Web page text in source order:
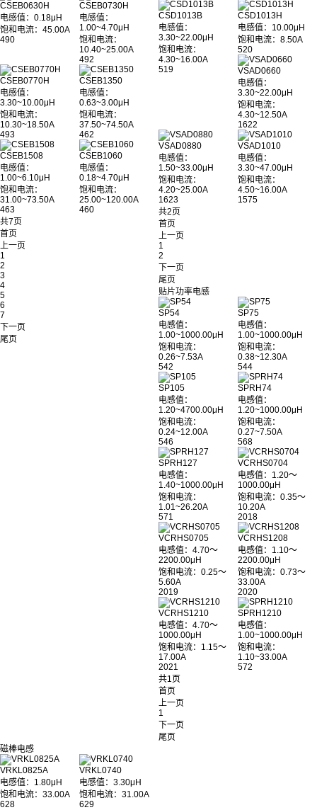
CSEB0630H
电感值：0.18μH
饱和电流：45.00A
490
CSEB0730H
电感值：
1.00~4.70μH
饱和电流：
10.40~25.00A
492
CSEB0770H
电感值：
3.30~10.00μH
饱和电流：
10.30~18.50A
493
CSEB1350
电感值：
0.63~3.00μH
饱和电流：
37.50~74.50A
462
CSEB1508
电感值：
1.00~6.10μH
饱和电流：
31.00~73.50A
463
CSEB1060
电感值：
0.18~4.70μH
饱和电流：
25.00~120.00A
460
共7页
首页
上一页
1
2
3
4
5
6
7
下一页
尾页
CSD1013B
电感值：
3.30~22.00μH
饱和电流：
4.30~16.00A
519
CSD1013H
电感值：10.00μH
饱和电流：8.50A
520
VSAD0660
电感值：
3.30~22.00μH
饱和电流：
4.30~12.50A
1622
VSAD0880
电感值：
1.50~33.00μH
饱和电流：
4.20~25.00A
1623
VSAD1010
电感值：
3.30~47.00μH
饱和电流：
4.50~16.00A
1575
共2页
首页
上一页
1
2
下一页
尾页
贴片功率电感
SP54
电感值：
1.00~1000.00μH
饱和电流：
0.26~7.53A
542
SP75
电感值：
1.00~1000.00μH
饱和电流：
0.38~12.30A
544
SP105
电感值：
1.20~4700.00μH
饱和电流：
0.24~12.00A
546
SPRH74
电感值：
1.20~1000.00μH
饱和电流：
0.27~7.50A
568
SPRH127
电感值：
1.40~1000.00μH
饱和电流：
1.01~26.20A
571
VCRHS0704
电感值：1.20～
1000.00μH
饱和电流：0.35～
10.20A
2018
VCRHS0705
电感值：4.70～
2200.00μH
饱和电流：0.25～
5.60A
2019
VCRHS1208
电感值：1.10～
2200.00μH
饱和电流：0.73～
33.00A
2020
VCRHS1210
电感值：4.70～
1000.00μH
饱和电流：1.15～
17.00A
2021
SPRH1210
电感值：
1.00~1000.00μH
饱和电流：
1.10~33.00A
572
共1页
首页
上一页
1
下一页
尾页
磁棒电感
VRKL0825A
电感值：1.80μH
饱和电流：33.00A
628
VRKL0740
电感值：3.30μH
饱和电流：31.00A
629